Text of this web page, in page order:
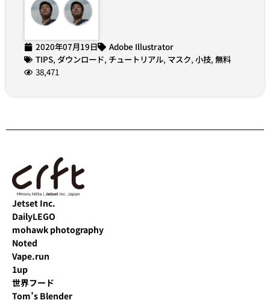
2020年07月19日
Adobe Illustrator
TIPS, ダウンロード, チュートリアル, マスク, 小技, 無料
38,471
Jetset Inc.
DailyLEGO
mohawk photography
Noted
Vape.run
1up
世界フード
Tom’s Blender